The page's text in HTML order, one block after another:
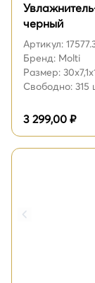
черный
Артикул:
Бренд: Molti
Размер:
Свободно: 315
3 299,00 ₽